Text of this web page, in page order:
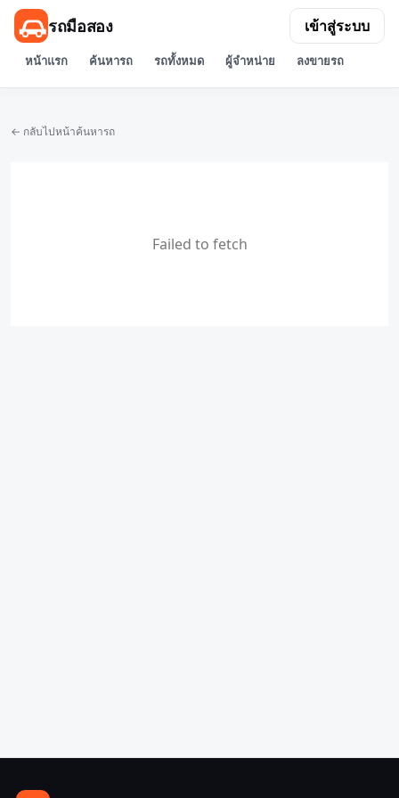
รถมือสอง
หน้าแรก ค้นหารถ รถทั้งหมด ผู้จำหน่าย ลงขายรถ
เข้าสู่ระบบ
← กลับไปหน้าค้นหารถ
Failed to fetch